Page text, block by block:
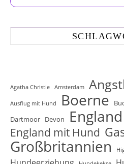
Agatha Christie Amsterdam
Ausflug mit Hund Boerne
Dartmoor Devon England
England mit Hund
Großbritannien